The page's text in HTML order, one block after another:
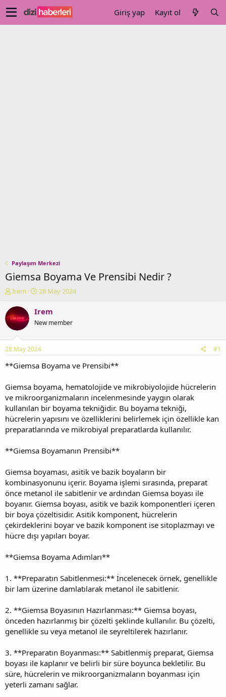
Giriş yap Kayıt ol
Paylaşım Merkezi
Giemsa Boyama Ve Prensibi Nedir ?
K
n
u
y
b
a
ş
t
a
n
Irem
B
ş
a
g
ç
r
i
h
i
28 May 2024
Irem
New member
28 May 2024 #1
**Giemsa Boyama ve Prensibi**
Giemsa boyama, hematolojide ve mikrobiyolojide hücrelerin
ve mikroorganizmaların incelenmesinde yaygın olarak
kullanılan bir boyama tekniğidir. Bu boyama tekniği,
hücrelerin yapısını ve özelliklerini belirlemek için özellikle kan
preparatlarında ve mikrobiyal preparatlarda kullanılır.
**Giemsa Boyamanın Prensibi**
Giemsa boyaması, asitik ve bazik boyaların bir
kombinasyonunu içerir. Boyama işlemi sırasında, preparat
önce metanol ile sabitlenir ve ardından Giemsa boyası ile
boyanır. Giemsa boyası, asitik ve bazik komponentleri içeren
bir boya çözeltisidir. Asitik komponent, hücrelerin
çekirdeklerini boyar ve bazik komponent ise sitoplazmayı ve
hücre dışı yapıları boyar.
**Giemsa Boyama Adımları**
1. **Preparatın Sabitlenmesi:** İncelenecek örnek, genellikle
bir lam üzerine damlatılarak metanol ile sabitlenir.
2. **Giemsa Boyasının Hazırlanması:** Giemsa boyası,
önceden hazırlanmış bir çözelti şeklinde kullanılır. Bu çözelti,
genellikle su veya metanol ile seyreltilerek hazırlanır.
3. **Preparatın Boyanması:** Sabitlenmiş preparat, Giemsa
boyası ile kaplanır ve belirli bir süre boyunca bekletilir. Bu
süre, hücrelerin ve mikroorganizmaların boyanması için
yeterli zamanı sağlar.